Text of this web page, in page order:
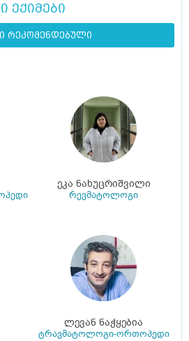
ექიმები
რეკომენდებული
ეკა ნახუცრიშვილი
რევმატოლოგი
ლევან ნაჭყებია
ტრავმატოლოგი-ორთოპედი